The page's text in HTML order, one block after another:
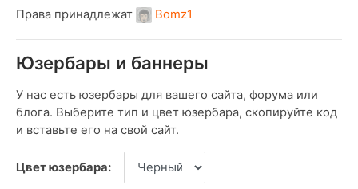
Права принадлежат Bomz1
Юзербары и баннеры
У нас есть юзербары для вашего сайта, форума или
блога. Выберите тип и цвет юзербара, скопируйте код
и вставьте его на свой сайт.
Цвет юзербара: